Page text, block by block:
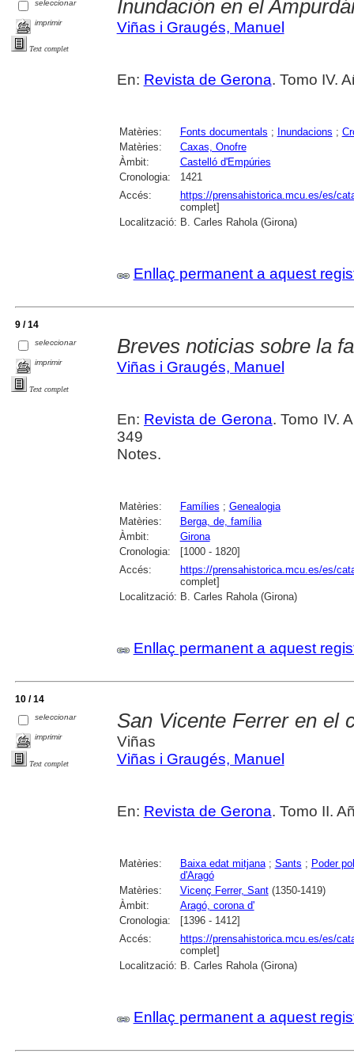
seleccionar
imprimir
Text complet
Inundación en el
Viñas i Graugés, Manuel
En: Revista de Gerona. Tomo IV.
Matèries: Fonts documentals ; Inundacions ;
Matèries:
Caxas, Onofre
Àmbit:
Castelló d'Empúries
Cronologia:
1421
Accés:
https://prensahistorica.mcu.es/es/
complet]
Localització: B. Carles Rahola (Girona)
Enllaç permanent a aquest
9 / 14
seleccionar
imprimir
Text complet
Breves noticias sobre la
Viñas i Graugés, Manuel
En: Revista de Gerona. Tomo IV.
349
Notes.
Matèries: Famílies ; Genealogia
Matèries:
Berga, de, família
Àmbit:
Girona
Cronologia:
[1000 - 1820]
Accés:
https://prensahistorica.mcu.es/es/
complet]
Localització: B. Carles Rahola (Girona)
Enllaç permanent a aquest
10 / 14
seleccionar
imprimir
Text complet
San Vicente Ferrer en el
Viñas
Viñas i Graugés, Manuel
En: Revista de Gerona. Tomo II.
Matèries: Baixa edat mitjana; Sants ; Poder
d'Aragó
Matèries:
Vicenç Ferrer, Sant(1350-1419)
Àmbit:
Aragó, corona d'
Cronologia:
[1396 - 1412]
Accés:
https://prensahistorica.mcu.es/es/
complet]
Localització: B. Carles Rahola (Girona)
Enllaç permanent a aquest